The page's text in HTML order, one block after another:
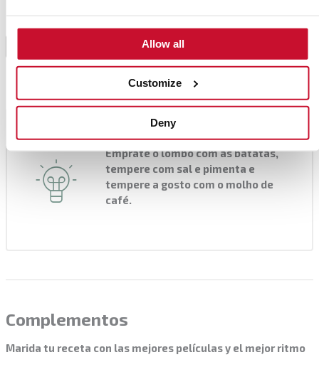
Allow all
Customize
Deny
frigideira com azeite. Quando estiver bem quente,
cada lado, nas laterais, e retire do lume.
Consejo del chef
Emprate o lombo com as batatas,
tempere com sal e pimenta e
tempere a gosto com o molho de
café.
Complementos
Marida tu receta con las mejores películas y el mejor ritmo